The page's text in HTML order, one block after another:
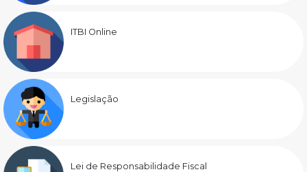
ITBI Online
Legislação
Lei de Responsabilidade Fiscal